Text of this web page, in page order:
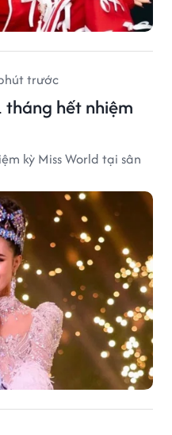
trước
hết nhiệm
kỳ Miss World tại sân